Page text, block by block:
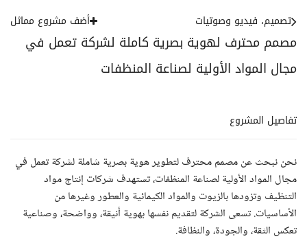
مصمم محترف لهوية بصرية كاملة لشركة تعمل في
مجال المواد الأولية لصناعة المنظفات
تصميم، فيديو وصوتيات أضف مشروع مماثل
تفاصيل المشروع
نحن نبحث عن مصمم محترف لتطوير هوية بصرية شاملة لشركة تعمل في
مجال المواد الأولية لصناعة المنظفات، تستهدف شركات إنتاج مواد
التنظيف وتزودها بالزيوت والمواد الكيمائية والعطور وغيرها من
الأساسيات. تسعى الشركة لتقديم نفسها بهوية أنيقة، وواضحة، وصناعية
تعكس الثقة، والجودة، والنظافة.